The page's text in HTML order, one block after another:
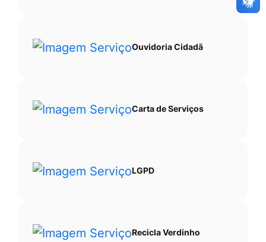
Ouvidoria Cidadã
Carta de Serviços
LGPD
Recicla Verdinho